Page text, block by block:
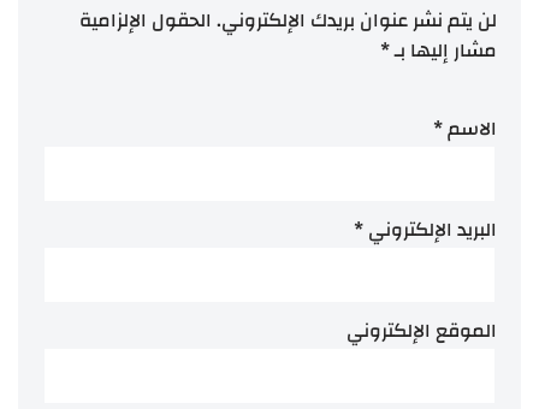
لن يتم نشر عنوان بريدك الإلكتروني. الحقول الإلزامية
مشار إليها بـ*
الاسم*
البريد الإلكتروني*
الموقع الإلكتروني